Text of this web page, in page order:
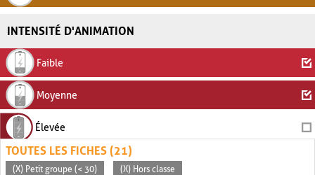
INTENSITÉ D'ANIMATION
Faible
Moyenne
Élevée
TOUTES LES FICHES (21)
(X) Petit groupe (< 30) (X) Hors classe